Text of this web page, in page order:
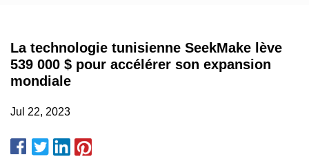
La technologie tunisienne SeekMake lève
539 000 $ pour accélérer son expansion
mondiale
Jul 22, 2023